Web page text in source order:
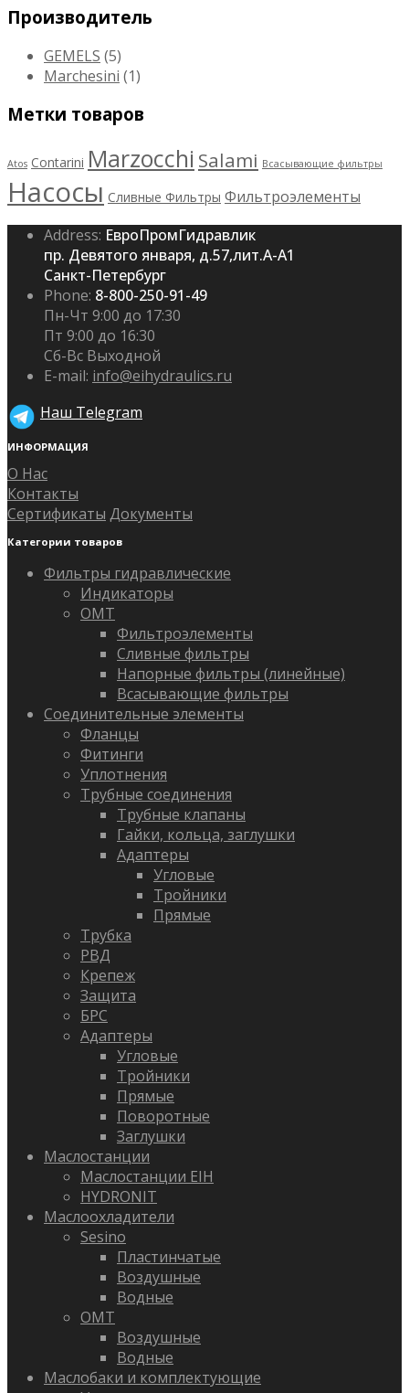
Производитель
GEMELS (5)
Marchesini (1)
Метки товаров
Atos Contarini Marzocchi Salami Всасывающие фильтры
Насосы Сливные Фильтры Фильтроэлементы
Address: ЕвроПромГидравлик
пр. Девятого января, д.57,лит.А-А1
Санкт-Петербург
Phone: 8-800-250-91-49
Пн-Чт 9:00 до 17:30
Пт 9:00 до 16:30
Сб-Вс Выходной
E-mail: info@eihydraulics.ru
Наш Telegram
ИНФОРМАЦИЯ
О Нас
Контакты
Сертификаты Документы
Категории товаров
Фильтры гидравлические
Индикаторы
OMT
Фильтроэлементы
Сливные фильтры
Напорные фильтры (линейные)
Всасывающие фильтры
Соединительные элементы
Фланцы
Фитинги
Уплотнения
Трубные соединения
Трубные клапаны
Гайки, кольца, заглушки
Адаптеры
Угловые
Тройники
Прямые
Трубка
РВД
Крепеж
Защита
БРС
Адаптеры
Угловые
Тройники
Прямые
Поворотные
Заглушки
Маслостанции
Маслостанции EIH
HYDRONIT
Маслоохладители
Sesino
Пластинчатые
Воздушные
Водные
OMT
Воздушные
Водные
Маслобаки и комплектующие